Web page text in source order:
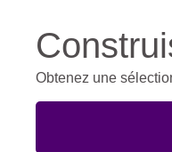
Obtenez une